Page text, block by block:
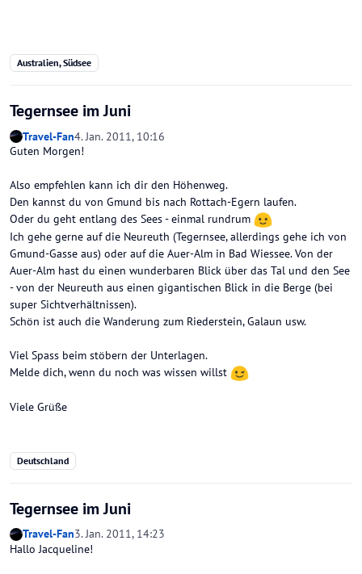
Australien, Südsee
Tegernsee im Juni
Travel-Fan4. Jan. 2011, 10:16
Guten Morgen!
Also empfehlen kann ich dir den Höhenweg.
Den kannst du von Gmund bis nach Rottach-Egern laufen.
Oder du geht entlang des Sees - einmal rundrum
Ich gehe gerne auf die Neureuth (Tegernsee, allerdings gehe ich von
Gmund-Gasse aus) oder auf die Auer-Alm in Bad Wiessee. Von der
Auer-Alm hast du einen wunderbaren Blick über das Tal und den See
- von der Neureuth aus einen gigantischen Blick in die Berge (bei
super Sichtverhältnissen).
Schön ist auch die Wanderung zum Riederstein, Galaun usw.
Viel Spass beim stöbern der Unterlagen.
Melde dich, wenn du noch was wissen willst
Viele Grüße
Deutschland
Tegernsee im Juni
Travel-Fan3. Jan. 2011, 14:23
Hallo Jacqueline!